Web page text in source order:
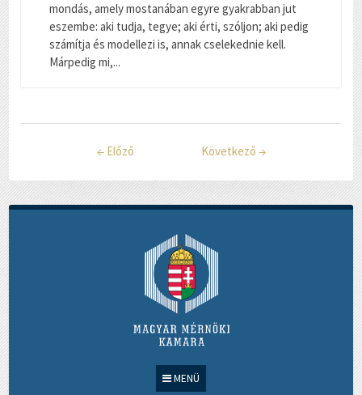
MENÜ
mondás, amely mostanában egyre gyakrabban jut
eszembe: aki tudja, tegye; aki érti, szóljon; aki pedig
számítja és modellezi is, annak cselekednie kell.
Márpedig mi,...
← Előző Következő →